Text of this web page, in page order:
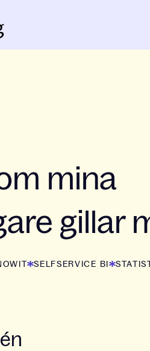
mina
gillar
SELFSERVICE BI